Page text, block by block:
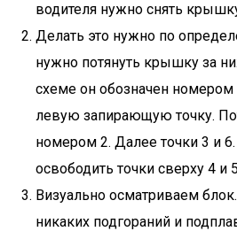
водителя нужно снять
Делать это нужно по
нужно потянуть крышку за
схеме он обозначен
левую запирающую точку.
номером 2. Далее точки 3 и 6.
освободить точки сверху 4 и
Визуально осматриваем
никаких подгораний и